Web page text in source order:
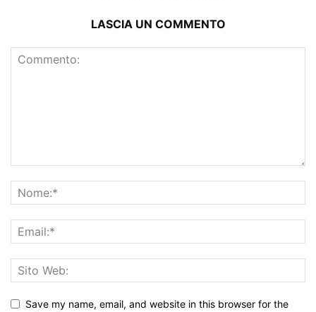
LASCIA UN COMMENTO
Save my name, email, and website in this browser for the